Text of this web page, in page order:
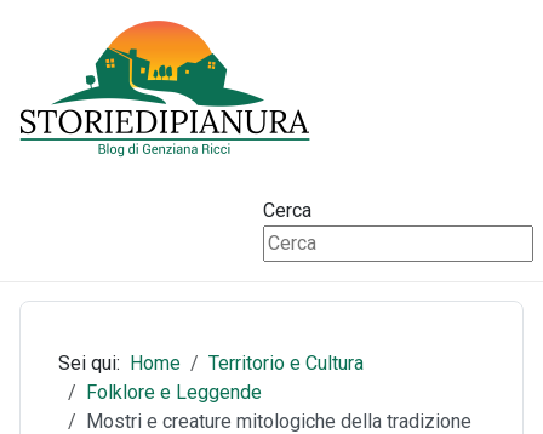
Cerca
Sei qui: Home
Territorio e Cultura
Folklore e Leggende
Mostri e creature mitologiche della tradizione